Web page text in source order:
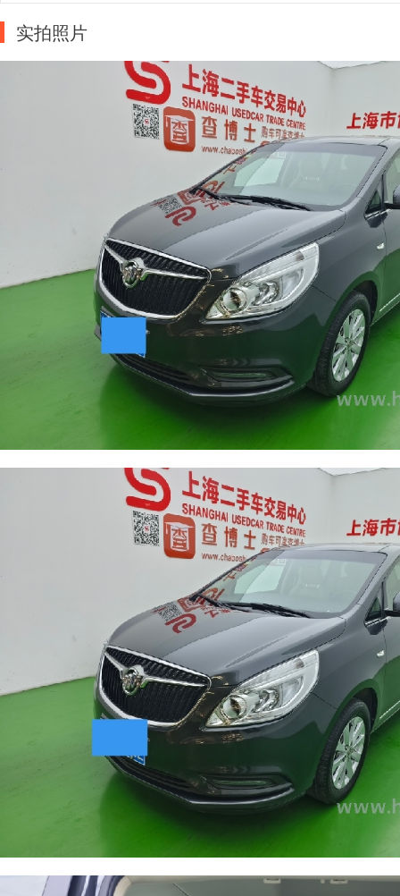
实拍照片